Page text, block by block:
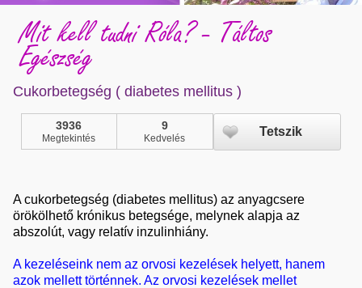
Mit kell tudni Róla? - Táltos
Egészség
Cukorbetegség ( diabetes mellitus )
3936
Megtekintés
9
Kedvelés Tetszik
Acukorbetegség (diabetes mellitus) az anyagcsere
örökölhető krónikus betegsége, melynek alapja az
abszolút, vagy relatív inzulinhiány.
A kezeléseink nem az orvosi kezelések helyett, hanem
azok mellett történnek. Az orvosi kezelések mellet